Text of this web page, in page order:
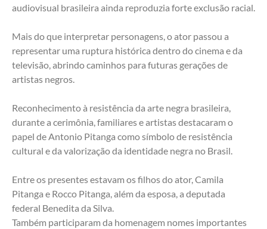
audiovisual brasileira ainda reproduzia forte exclusão racial.
Mais do que interpretar personagens, o ator passou a
representar uma ruptura histórica dentro do cinema e da
televisão, abrindo caminhos para futuras gerações de
artistas negros.
Reconhecimento à resistência da arte negra brasileira,
durante a cerimônia, familiares e artistas destacaram o
papel de Antonio Pitanga como símbolo de resistência
cultural e da valorização da identidade negra no Brasil.
Entre os presentes estavam os filhos do ator, Camila
Pitanga e Rocco Pitanga, além da esposa, a deputada
federal Benedita da Silva.
Também participaram da homenagem nomes importantes